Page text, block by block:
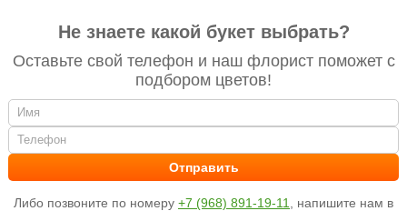
Не знаете какой букет выбрать?
Оставьте свой телефон и наш флорист поможет с
подбором цветов!
Либо позвоните по номеру +7 (968) 891-19-11
, напишите нам в